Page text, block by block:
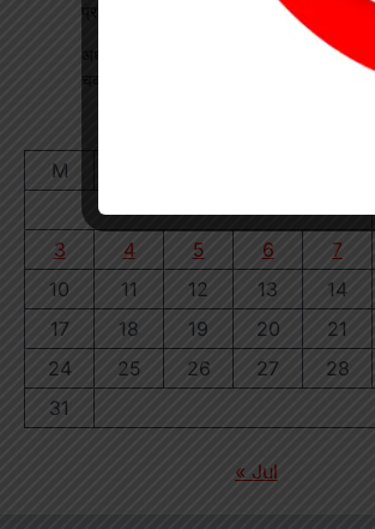
प्रधान पाठक पर हमला, स्कूल का चपरासी गिरफ्तार
अधीक्षिका को हटाने की मांग पर छात्राओं का
M
3
4 5 6 7
10
11 12 13 14
17
18 19 20 21
24
25 26 27 28
31
« Jul